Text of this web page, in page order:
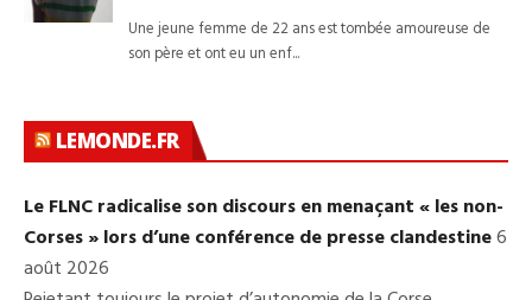
LEMONDE.FR
Le FLNC radicalise son discours en menaçant « les non-
Corses » lors d’une conférence de presse clandestine6
août 2026